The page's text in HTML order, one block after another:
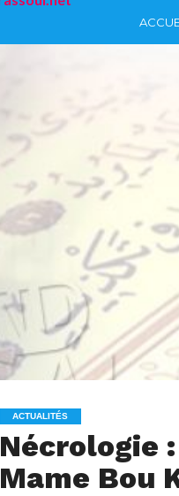
ACTUALITÉS
Nécrologie
Mame Bou